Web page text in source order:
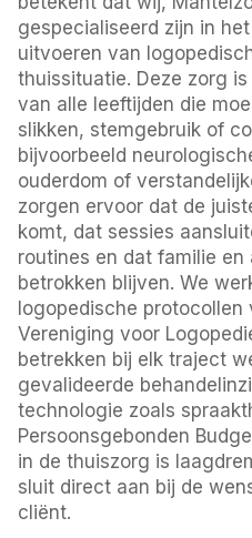
gespecialiseerd zijn in
uitvoeren van
thuissituatie. Deze zorg
van alle leeftijden die
slikken, stemgebruik of
bijvoorbeeld
ouderdom of
zorgen ervoor dat de
komt, dat sessies
routines en dat familie
betrokken blijven. We
logopedische protocollen
Vereniging voor
betrekken bij elk traject
gevalideerde
technologie zoals
Persoonsgebonden
in de thuiszorg is
sluit direct aan bij de
cliënt.